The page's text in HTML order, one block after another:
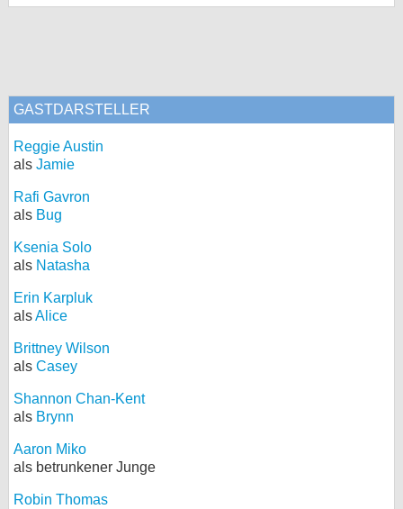
GASTDARSTELLER
Reggie Austin
als Jamie
Rafi Gavron
als Bug
Ksenia Solo
als Natasha
Erin Karpluk
alsAlice
Brittney Wilson
als Casey
Shannon Chan-Kent
als Brynn
Aaron Miko
als betrunkener Junge
Robin Thomas